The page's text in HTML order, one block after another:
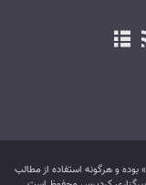
و هرگونه استفاده از مطالب